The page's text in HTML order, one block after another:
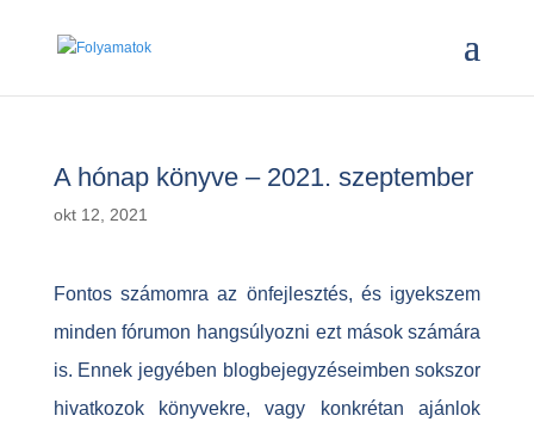
A hónap könyve – 2021. szeptember
okt 12, 2021
Fontos számomra az önfejlesztés, és igyekszem
minden fórumon hangsúlyozni ezt mások számára
is. Ennek jegyében blogbejegyzéseimben sokszor
hivatkozok könyvekre, vagy konkrétan ajánlok